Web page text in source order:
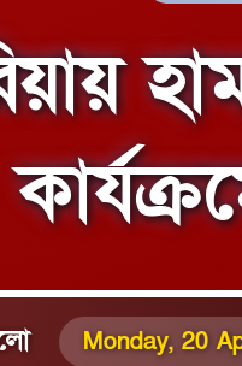
Monday, 20